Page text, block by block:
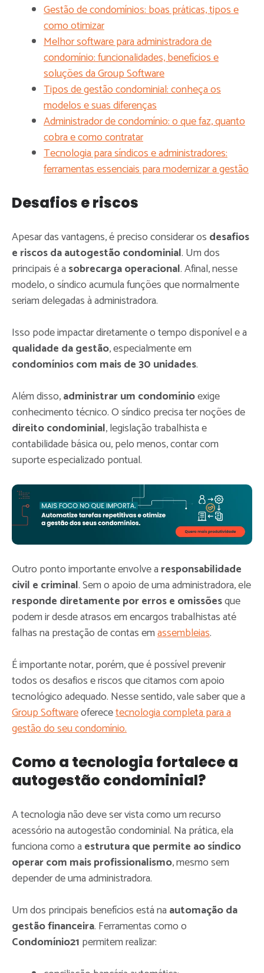
Gestão de condomínios: boas práticas, tipos e
como otimizar
Melhor software para administradora de
condomínio: funcionalidades, benefícios e
soluções da Group Software
Tipos de gestão condominial: conheça os
modelos e suas diferenças
Administrador de condomínio: o que faz, quanto
cobra e como contratar
Tecnologia para síndicos e administradores:
ferramentas essenciais para modernizar a gestão
Desafios e riscos
Apesar das vantagens, é preciso considerar os desafios
e riscos da autogestão condominial. Um dos
principais é a sobrecarga operacional. Afinal, nesse
modelo, o síndico acumula funções que normalmente
seriam delegadas à administradora.
Isso pode impactar diretamente o tempo disponível e a
qualidade da gestão, especialmente em
condomínios com mais de 30 unidades.
Além disso,administrar um condomínioexige
conhecimento técnico. O síndico precisa ter noções de
direito condominial, legislação trabalhista e
contabilidade básica ou, pelo menos, contar com
suporte especializado pontual.
Outro ponto importante envolve a responsabilidade
civil e criminal. Sem o apoio de uma administradora, ele
responde diretamente por erros e omissõesque
podem ir desde atrasos em encargos trabalhistas até
falhas na prestação de contas emassembleias.
É importante notar, porém, que é possível prevenir
todos os desafios e riscos que citamos com apoio
tecnológico adequado. Nesse sentido, vale saber que a
Group Softwareoferecetecnologia completa para a
gestão do seu condomínio.
Como a tecnologia fortalece a
autogestão condominial?
A tecnologia não deve ser vista como um recurso
acessório na autogestão condominial. Na prática, ela
funciona como a estrutura que permite ao síndico
operar com mais profissionalismo, mesmo sem
depender de uma administradora.
Um dos principais benefícios está na automação da
gestão financeira. Ferramentas como o
Condomínio21 permitem realizar: